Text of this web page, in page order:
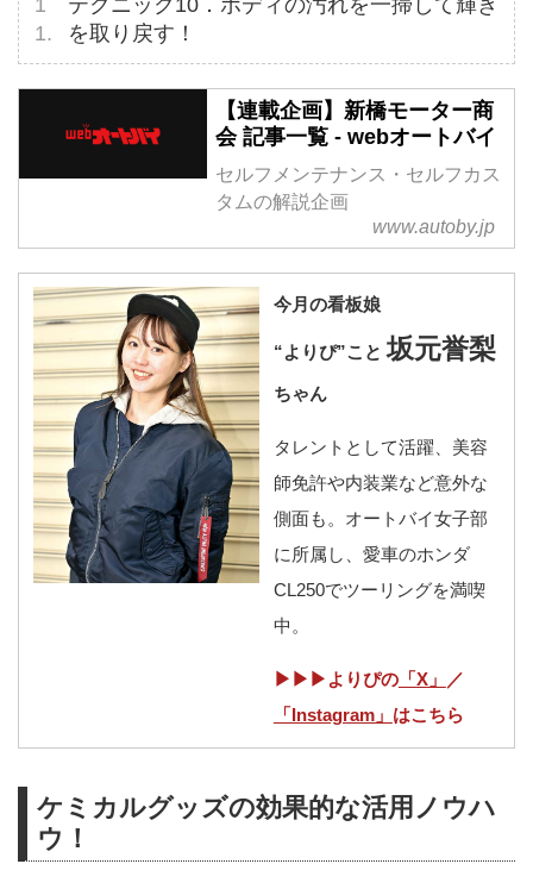
を取り戻す！
【連載企画】新橋モーター商
会 記事一覧 - webオートバイ
セルフメンテナンス・セルフカス
タムの解説企画
www.autoby.jp
今月の看板娘
“よりぴ”こと 坂元誉梨
ちゃん
タレントとして活躍、美容
師免許や内装業など意外な
側面も。オートバイ女子部
に所属し、愛車のホンダ
CL250でツーリングを満喫
中。
▶▶▶よりぴの「X」 ／
「Instagram」 はこちら
ケミカルグッズの効果的な活用ノウハ
ウ！